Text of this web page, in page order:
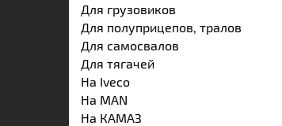
Для грузовиков
Для полуприцепов, тралов
Для самосвалов
Для тягачей
На Iveco
На MAN
На КАМАЗ